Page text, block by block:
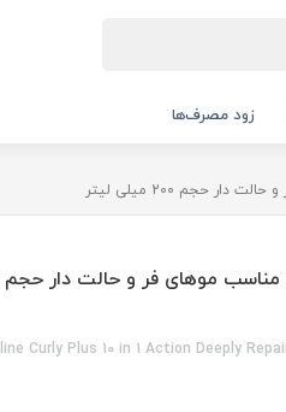
زود مصرف‌ها
Curly Plus 10 in 1 Action Deeply